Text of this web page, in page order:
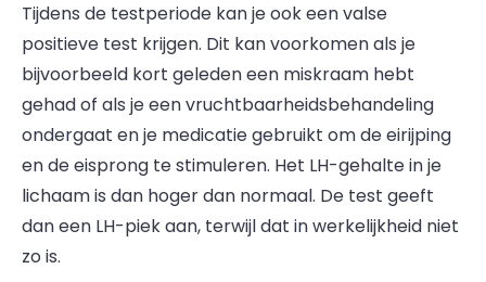
Tijdens de testperiode kan je ook een valse
positieve test krijgen. Dit kan voorkomen als je
bijvoorbeeld kort geleden een miskraam hebt
gehad of als je een vruchtbaarheidsbehandeling
ondergaat en je medicatie gebruikt om de eirijping
en de eisprong te stimuleren. Het LH-gehalte in je
lichaam is dan hoger dan normaal. De test geeft
dan een LH-piek aan, terwijl dat in werkelijkheid niet
zo is.